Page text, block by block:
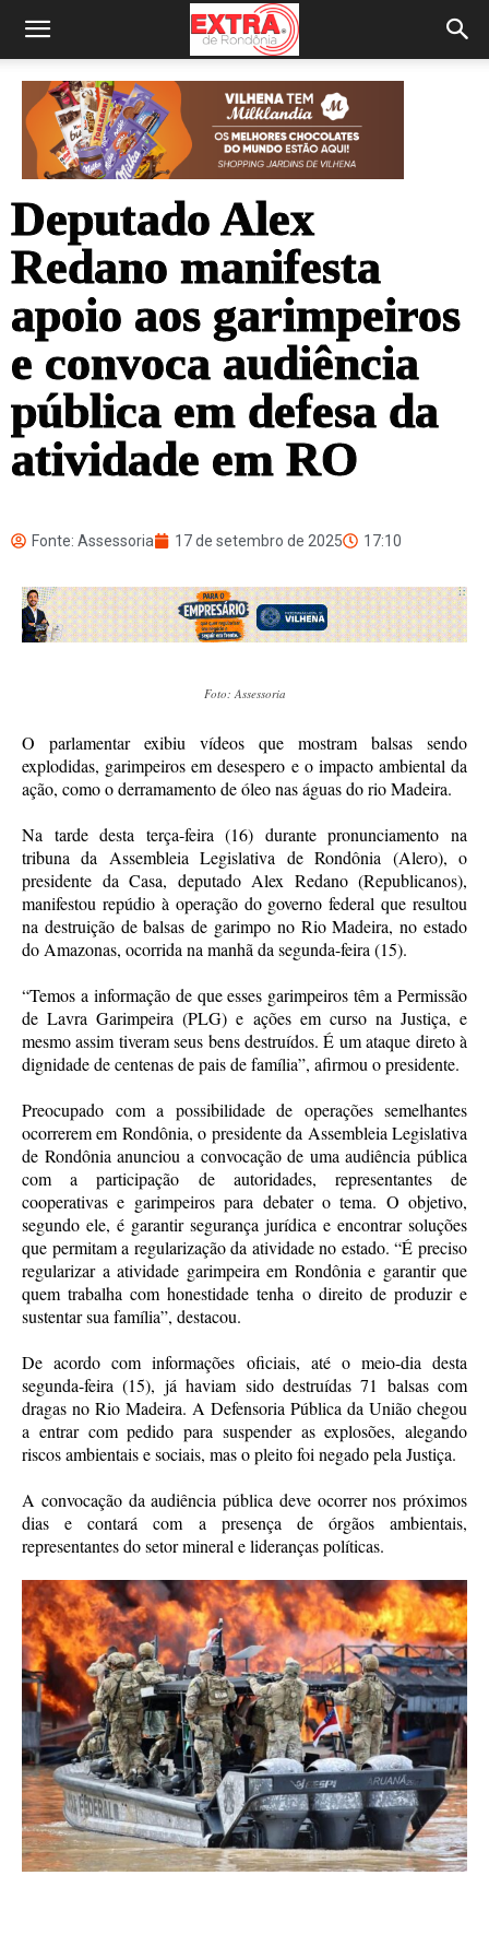
Deputado Alex
Redano manifesta
apoio aos garimpeiros
e convoca audiência
pública em defesa da
atividade em RO
Fonte: Assessoria 17 de setembro de 2025 17:10
Foto: Assessoria
O parlamentar exibiu vídeos que mostram balsas sendo
explodidas, garimpeiros em desespero e o impacto ambiental da
ação, como o derramamento de óleo nas águas do rio Madeira.
Na tarde desta terça-feira (16) durante pronunciamento na
tribuna da Assembleia Legislativa de Rondônia (Alero), o
presidente da Casa, deputado Alex Redano (Republicanos),
manifestou repúdio à operação do governo federal que resultou
na destruição de balsas de garimpo no Rio Madeira, no estado
do Amazonas, ocorrida na manhã da segunda-feira (15).
“Temos a informação de que esses garimpeiros têm a Permissão
de Lavra Garimpeira (PLG) e ações em curso na Justiça, e
mesmo assim tiveram seus bens destruídos. É um ataque direto à
dignidade de centenas de pais de família”, afirmou o presidente.
Preocupado com a possibilidade de operações semelhantes
ocorrerem em Rondônia, o presidente da Assembleia Legislativa
de Rondônia anunciou a convocação de uma audiência pública
com a participação de autoridades, representantes de
cooperativas e garimpeiros para debater o tema. O objetivo,
segundo ele, é garantir segurança jurídica e encontrar soluções
que permitam a regularização da atividade no estado. “É preciso
regularizar a atividade garimpeira em Rondônia e garantir que
quem trabalha com honestidade tenha o direito de produzir e
sustentar sua família”, destacou.
De acordo com informações oficiais, até o meio-dia desta
segunda-feira (15), já haviam sido destruídas 71 balsas com
dragas no Rio Madeira. A Defensoria Pública da União chegou
a entrar com pedido para suspender as explosões, alegando
riscos ambientais e sociais, mas o pleito foi negado pela Justiça.
A convocação da audiência pública deve ocorrer nos próximos
dias e contará com a presença de órgãos ambientais,
representantes do setor mineral e lideranças políticas.